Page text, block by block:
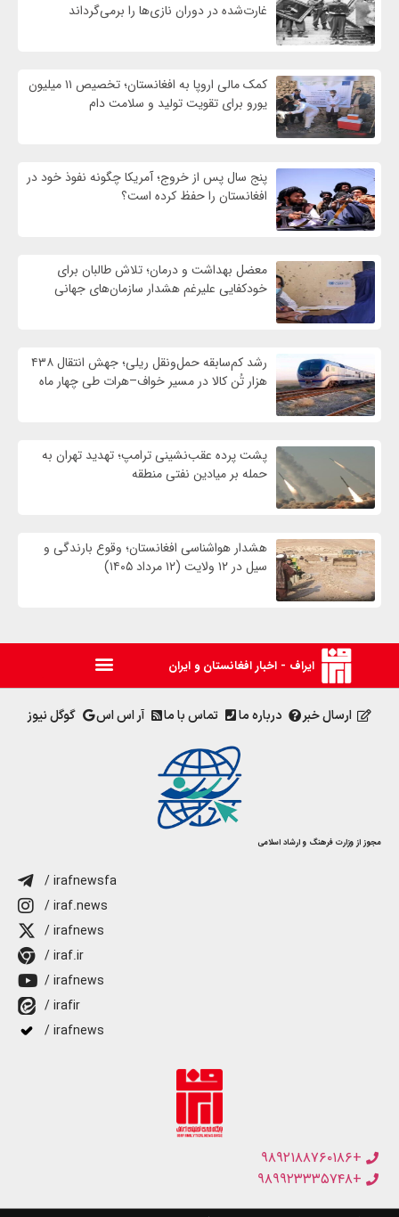
غارت‌شده در دوران نازی‌ها را برمی‌گرداند
کمک مالی اروپا به افغانستان؛ تخصیص ۱۱ میلیون
یورو برای تقویت تولید و سلامت دام
پنج سال پس از خروج؛ آمریکا چگونه نفوذ خود در
افغانستان را حفظ کرده است؟
معضل بهداشت و درمان؛ تلاش طالبان برای
خودکفایی علیرغم هشدار سازمان‌های جهانی
رشد کم‌سابقه حمل‌ونقل ریلی؛ جهش انتقال ۴۳۸
هزار تُن کالا در مسیر خواف–هرات طی چهار ماه
پشت پرده عقب‌نشینی ترامپ؛ تهدید تهران به
حمله بر ميادين نفتی منطقه
هشدار هواشناسی افغانستان؛ وقوع بارندگی و
سیل در ۱۲ ولایت (۱۲ مرداد ۱۴۰۵)
ایراف - اخبار افغانستان و ایران
ارسال خبر درباره ما تماس با ما آر اس اس گوگل نیوز
مجوز از وزارت فرهنگ و ارشاد اسلامی
/ irafnewsfa
/ iraf.news
/ irafnews
/ iraf.ir
/ irafnews
/ irafir
/ irafnews
+۹۸۹۲۱۸۸۷۶۰۱۸۶
+۹۸۹۹۲۳۳۳۵۷۴۸